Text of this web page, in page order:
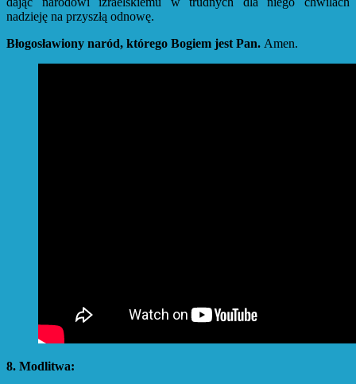
nadzieję na przyszłą odnowę.
Błogosławiony naród, którego Bogiem jest Pan. Amen.
8. Modlitwa: